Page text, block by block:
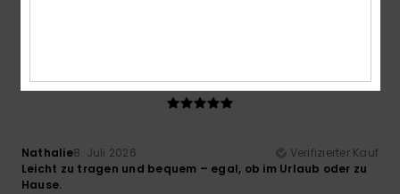
5/5
Nathalie8. Juli 2026
Verifizierter Kauf
Leicht zu tragen und bequem – egal, ob im Urlaub oder zu
Hause.